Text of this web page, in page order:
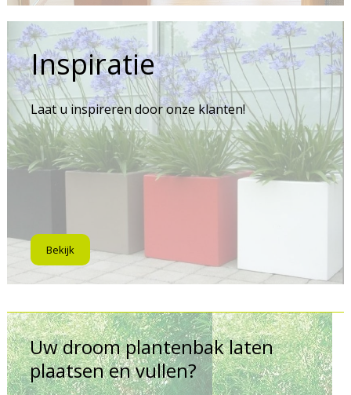
Inspiratie
Laat u inspireren door onze klanten!
Bekijk
Uw droom plantenbak laten
plaatsen en vullen?